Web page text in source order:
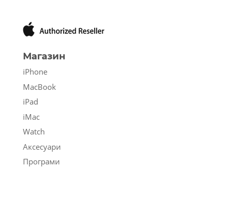
Магазин
iPhone
MacBook
iPad
iMac
Watch
Аксесуари
Програми